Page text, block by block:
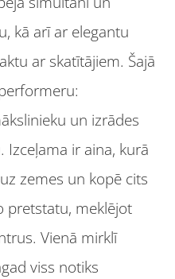
kā arī ar elegantu
ar skatītājiem. Šajā
un izrādes
Izceļama ir aina, kurā
zemes un kopē cits
pretstatu, meklējot
Vienā mirklī
viss notiks